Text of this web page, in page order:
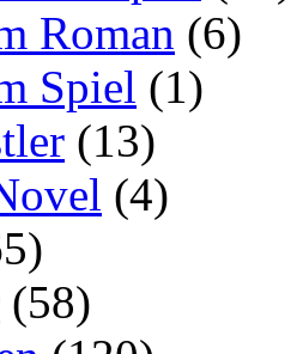
Roman (6)
Spiel (1)
(13)
(4)
(58)